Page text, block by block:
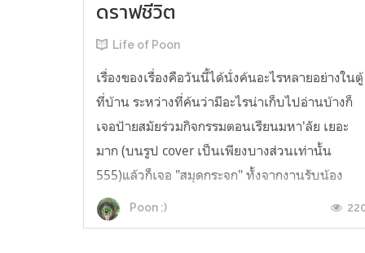
ดราฟชีวิต
Life of Poon
เรื่องของเรื่องคือวันนี้ได้นั่งค้นอะไรหลายอย่างในตู้
ที่บ้าน ระหว่างที่ค้นว่ามีอะไรน่าเก็บไปอ่านบ้างก็
เจอป้ายสมัยร่วมกิจกรรมตอนเรียนมหา'ลัย เยอะ
มาก (บนรูป cover เป็นเพียงบางส่วนเท่านั้น
555)แล้วก็เจอ "สมุดกระจก" ทั้งจากงานรับน้อง
งานค่ายซึ่งก็ได้สูญหายจากความทรงจำไปตามกาล
เวลา บางอันไม่ใช่สมุด เป็นแค่...
Poon :)